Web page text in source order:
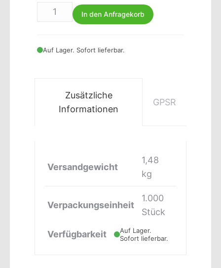
In den Anfragekorb
Auf Lager. Sofort lieferbar.
Zusätzliche
Informationen
GPSR
Versandgewicht
1,48
kg
Verpackungseinheit
1.000
Stück
Verfügbarkeit
Auf Lager.
Sofort lieferbar.